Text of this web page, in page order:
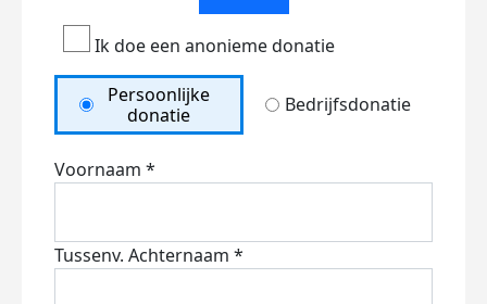
Ik doe een anonieme donatie
Persoonlijke
donatie
Bedrijfsdonatie
Voornaam *
Tussenv. Achternaam *